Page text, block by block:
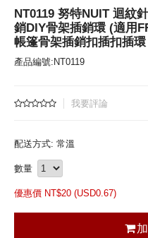
NT0119 努特NUIT 迴紋
銷DIY骨架插銷環 (適用
帳篷骨架插銷扣插扣插環
產品編號:NT0119
我要評論
配送方式: 常溫
數量
優惠價 NT$20 (USD0.67)